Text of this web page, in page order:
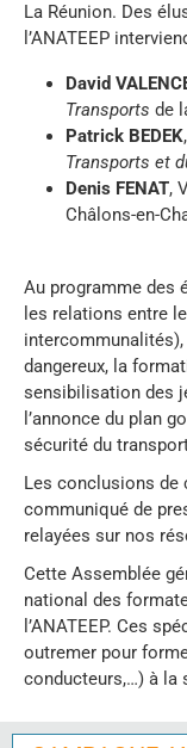
La Réunion. Des
l’ANATEEP
David
Transports de
Patrick BEDEK
Transports et
Denis FENAT,
Châlons-en-
Au programme des
les relations entre
dangereux, la
sensibilisation des
l’annonce du plan
sécurité du
Les conclusions de
communiqué de
relayées sur nos
Cette Assemblée
national des
l’ANATEEP. Ces
outremer pour
conducteurs,…) à la